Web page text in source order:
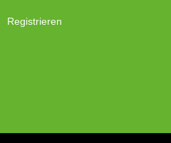
Registrieren